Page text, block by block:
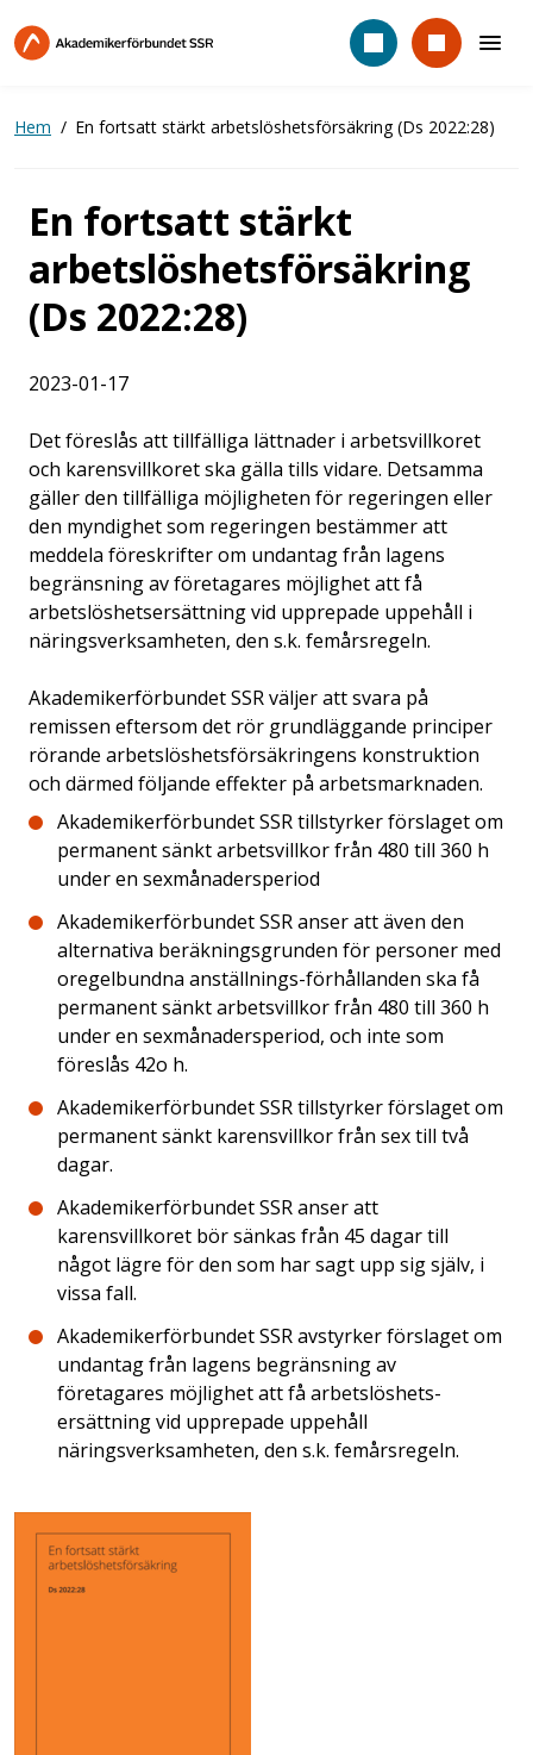
till
Hem En fortsatt stärkt arbetslöshetsförsäkring (Ds 2022:28)
En fortsatt stärkt
arbetslöshetsförsäkring
(Ds 2022:28)
2023-01-17
Det föreslås att tillfälliga lättnader i arbetsvillkoret
och karensvillkoret ska gälla tills vidare. Detsamma
gäller den tillfälliga möjligheten för regeringen eller
den myndighet som regeringen bestämmer att
meddela föreskrifter om undantag från lagens
begränsning av företagares möjlighet att få
arbetslöshetsersättning vid upprepade uppehåll i
näringsverksamheten, den s.k. femårsregeln.
Akademikerförbundet SSR väljer att svara på
remissen eftersom det rör grundläggande principer
rörande arbetslöshetsförsäkringens konstruktion
och därmed följande effekter på arbetsmarknaden.
Akademikerförbundet SSR tillstyrker förslaget om
permanent sänkt arbetsvillkor från 480 till 360 h
under en sexmånadersperiod
Akademikerförbundet SSR anser att även den
alternativa beräkningsgrunden för personer med
oregelbundna anställnings-förhållanden ska få
permanent sänkt arbetsvillkor från 480 till 360 h
under en sexmånadersperiod, och inte som
föreslås 42o h.
Akademikerförbundet SSR tillstyrker förslaget om
permanent sänkt karensvillkor från sex till två
dagar.
Akademikerförbundet SSR anser att
karensvillkoret bör sänkas från 45 dagar till
något lägre för den som har sagt upp sig själv, i
vissa fall.
Akademikerförbundet SSR avstyrker förslaget om
undantag från lagens begränsning av
företagares möjlighet att få arbetslöshets-
ersättning vid upprepade uppehåll
näringsverksamheten, den s.k. femårsregeln.